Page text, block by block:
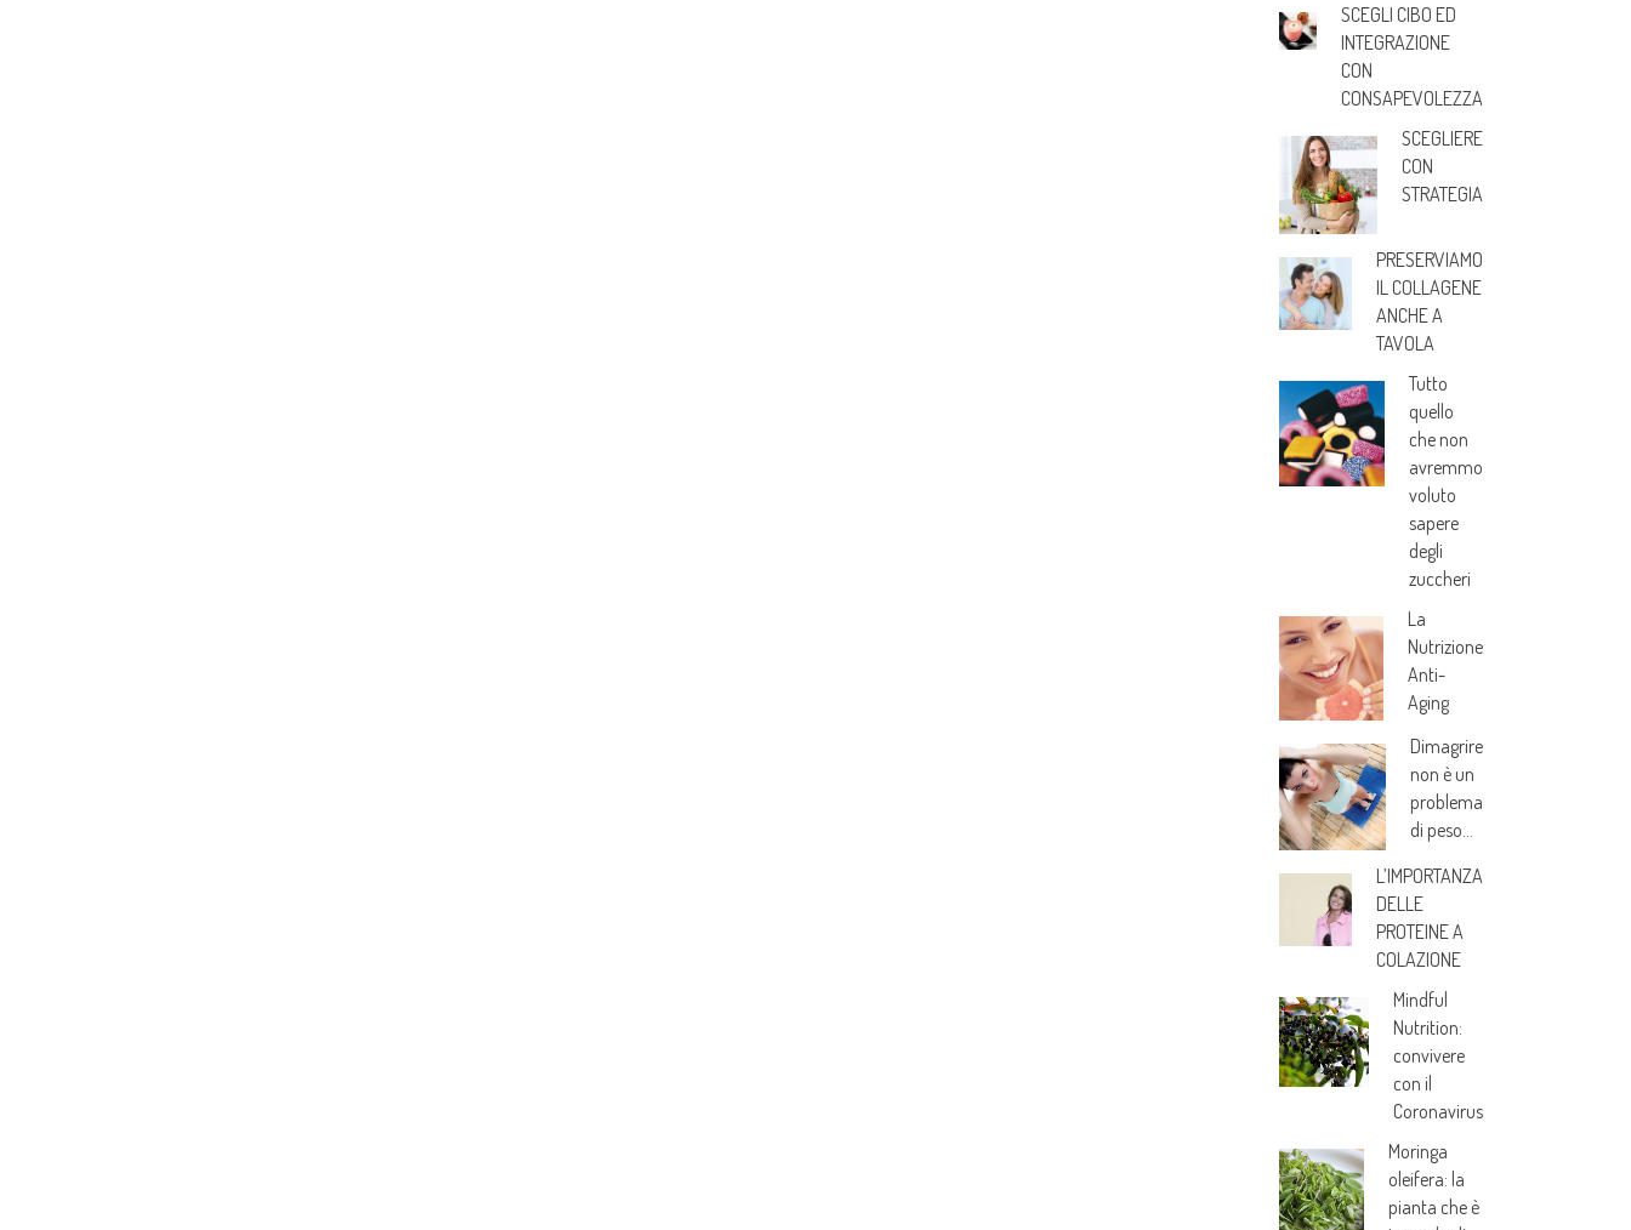
SCEGLI CIBO ED
INTEGRAZIONE
CON
CONSAPEVOLEZZA
SCEGLIERE
CON
STRATEGIA
PRESERVIAMO
IL COLLAGENE
ANCHE A
TAVOLA
Tutto
quello
che non
avremmo
voluto
sapere
degli
zuccheri
La
Nutrizione
Anti-
Aging
Dimagrire
non è un
problema
di peso…
L’IMPORTANZA
DELLE
PROTEINE A
COLAZIONE
Mindful
Nutrition:
convivere
con il
Coronavirus
Moringa
oleifera: la
pianta che è